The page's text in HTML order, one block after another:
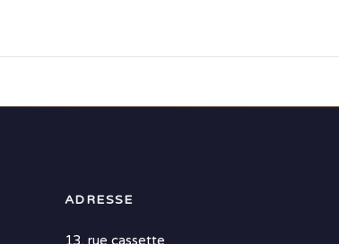
ADRESSE
13, rue cassette